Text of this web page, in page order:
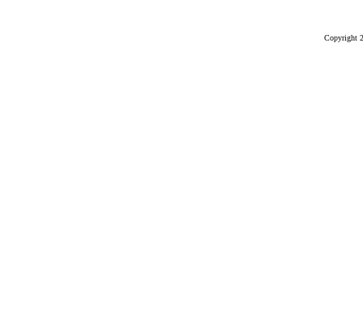
Copyright